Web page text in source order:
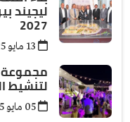
ليجيند
2027
مجموعة
لتنشيط